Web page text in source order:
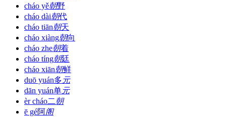
cháo yě朝野
cháo dài朝代
cháo tiān朝天
cháo xiàng朝向
cháo zhe朝着
cháo tíng朝廷
cháo xiān朝鲜
duō yuán多 元
dān yuán单元
èr cháo二朝
ē gé阿阁